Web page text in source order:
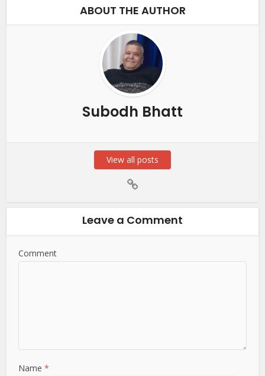
ABOUT THE AUTHOR
Subodh Bhatt
View all posts
Leave a Comment
Comment
Name*